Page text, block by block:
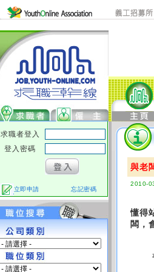
求職者登入
登入密碼
立即申請 忘記密碼
與老
2010-
懂得
闆，